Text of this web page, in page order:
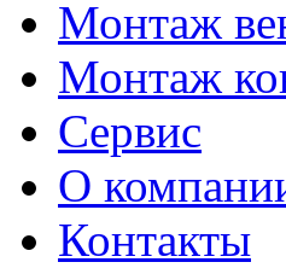
Монтаж
Монтаж
Сервис
О
Контакты